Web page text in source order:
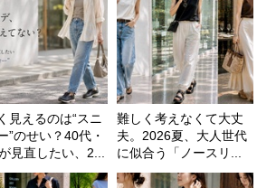
見えるのは“スニ
”のせい？40代・
見直したい、2...
難しく考えなくて大丈
夫。2026夏、大人世代
に似合う「ノースリ...